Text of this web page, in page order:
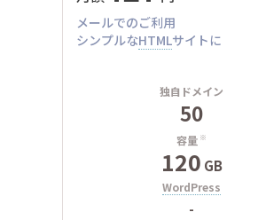
メールでのご利用
シンプルなHTMLサイトに
独自ドメイン
50
容量 ※
120 GB
WordPress
-